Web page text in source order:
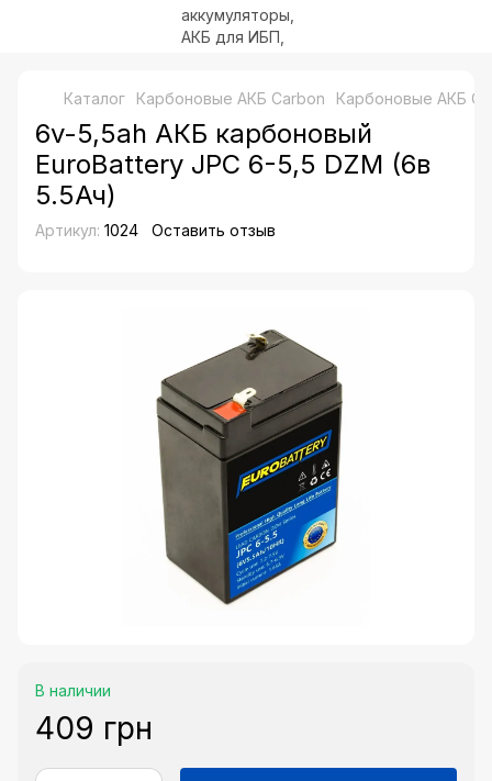
Каталог Карбоновые АКБ Carbon Карбоновые АКБ
6v-5,5ah АКБ карбоновый
EuroBattery JPC 6-5,5 DZM (6в
5.5Ач)
Артикул: 1024 Оставить отзыв
В наличии
409 грн